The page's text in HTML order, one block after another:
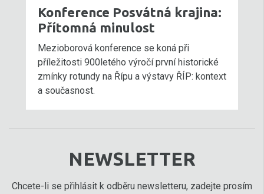
Konference Posvátná krajina:
Přítomná minulost
Mezioborová konference se koná při
příležitosti 900letého výročí první historické
zmínky rotundy na Řípu a výstavy ŘÍP: kontext
a současnost.
NEWSLETTER
Chcete-li se přihlásit k odběru newsletteru, zadejte prosím